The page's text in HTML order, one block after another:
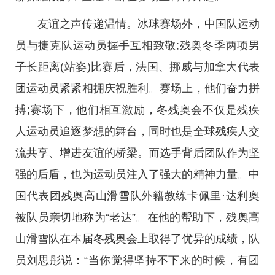
友谊之声传递温情。冰球赛场外，中国队运动
员与捷克队运动员握手互相致敬;残奥冬季两项男
子长距离(站姿)比赛后，法国、挪威与加拿大代表
团运动员紧紧相拥庆祝胜利。赛场上，他们奋力拼
搏;赛场下，他们相互激励，冬残奥会不仅是残疾
人运动员追逐梦想的舞台，同时也是全球残疾人交
流共享、增进友谊的桥梁。而选手背后团队作为坚
强的后盾，也为运动员注入了强大的精神力量。中
国代表团残奥高山滑雪队外籍教练卡佩里·达利奥
被队员亲切地称为“老达”。在他的帮助下，残奥高
山滑雪队在本届冬残奥会上取得了优异的成绩，队
员刘思彤说：“当你觉得坚持不下来的时候，有团